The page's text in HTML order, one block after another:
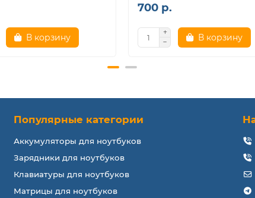
В корзину
700 р.
В корзину
Популярные категории
Аккумуляторы для ноутбуков
Зарядники для ноутбуков
Клавиатуры для ноутбуков
Матрицы для ноутбуков